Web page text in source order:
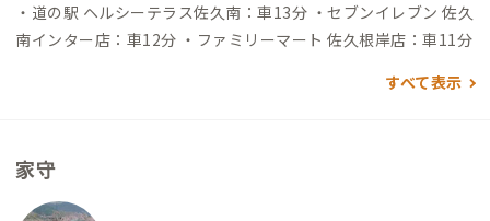
・道の駅 ヘルシーテラス佐久南：車13分 ・セブンイレブン 佐久
南インター店：車12分 ・ファミリーマート 佐久根岸店：車11分
すべて表示
家守